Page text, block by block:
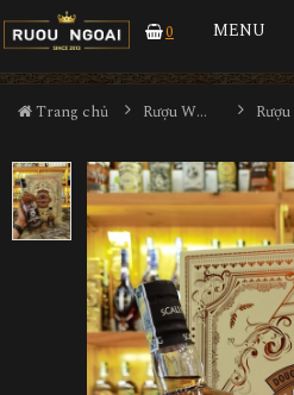
0 MENU
Trang chủ Rượu Whisky